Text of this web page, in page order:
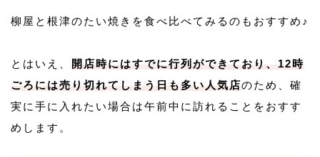
柳屋と根津のたい焼きを食べ比べてみるのもおすすめ♪
とはいえ、
開店時にはすでに行列ができており、12時
ごろには売り切れてしまう日も多い人気店のため、確
実に手に入れたい場合は午前中に訪れることをおすす
めします。